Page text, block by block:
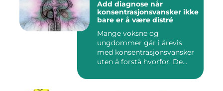
Add diagnose når
konsentrasjonsvansker ikke
bare er å være distré
Mange voksne og
ungdommer går i årevis
med konsentrasjonsvansker
uten å forstå hvorfor. De